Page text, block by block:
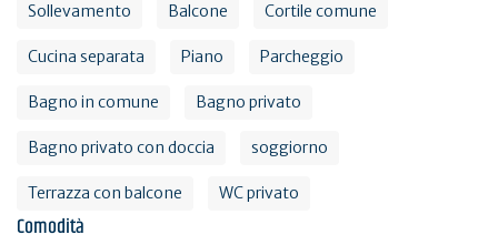
Sollevamento Balcone Cortile comune
Cucina separata Piano Parcheggio
Bagno in comune Bagno privato
Bagno privato con doccia soggiorno
Terrazza con balcone WC privato
Comodità